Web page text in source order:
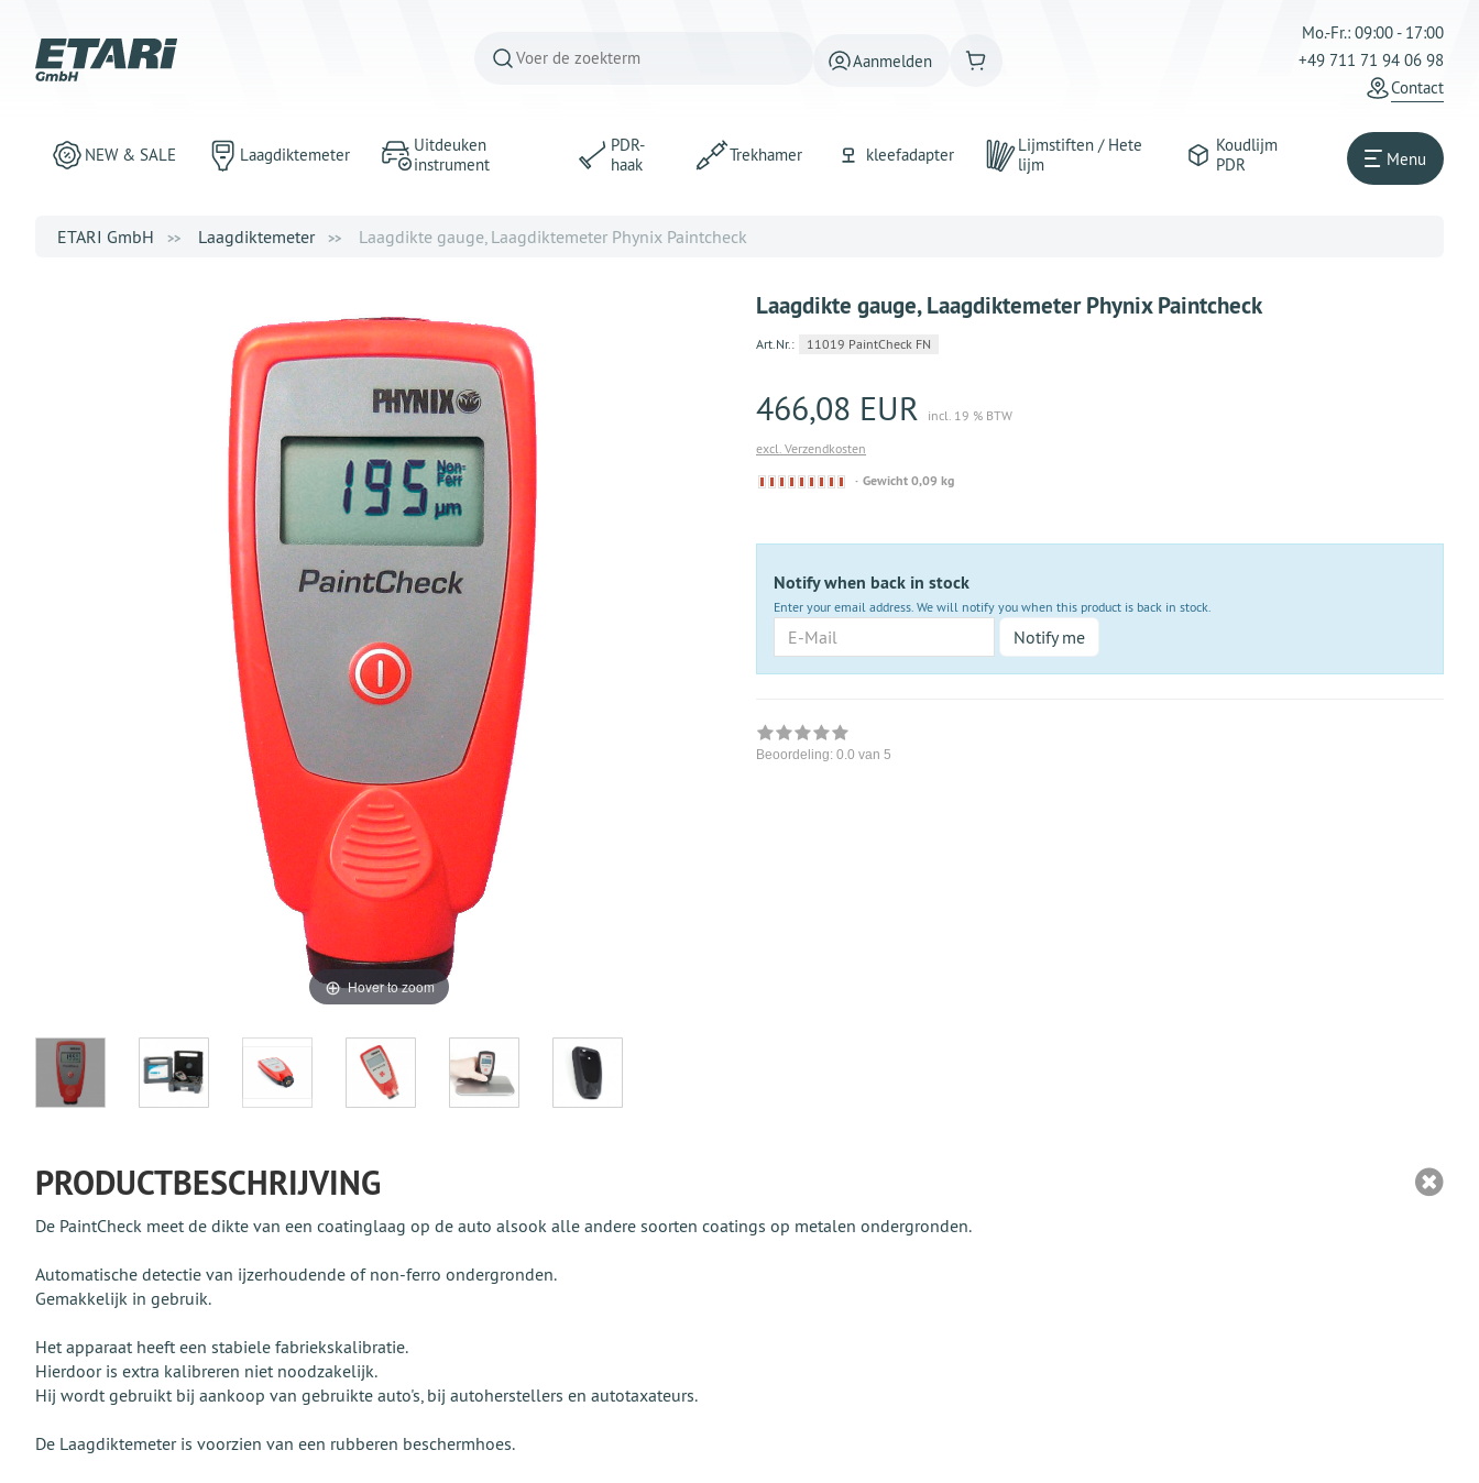
Aanmelden
Mo.-Fr.: 09:00 - 17:00
+49 711 71 94 06 98
Contact
NEW & SALE Laagdiktemeter
Uitdeuken
instrument
PDR-
haak
Trekhamer kleefadapter
Lijmstiften / Hete
lijm
Koudlijm
PDR
Menu
ETARI GmbH Laagdiktemeter Laagdikte gauge, Laagdiktemeter Phynix Paintcheck
Hover to zoom
Laagdikte gauge, Laagdiktemeter Phynix Paintcheck
Art.Nr.: 11019 PaintCheck FN
466,08 EUR
incl. 19 % BTW
excl. Verzendkosten
Derzeit
Gewicht 0,09 kg
Notify when back in stock
Enter your email address. We will notify you when this product is back in stock.
Mail
Notify me
Beoordeling: 0.0 van 5
PRODUCTBESCHRIJVING
De PaintCheck meet de dikte van een coatinglaag op de auto alsook alle andere soorten coatings op metalen ondergronden.
Automatische detectie van ijzerhoudende of non-ferro ondergronden.
Gemakkelijk in gebruik.
Het apparaat heeft een stabiele fabriekskalibratie.
Hierdoor is extra kalibreren niet noodzakelijk.
Hij wordt gebruikt bij aankoop van gebruikte auto's, bij autoherstellers en autotaxateurs.
De Laagdiktemeter is voorzien van een rubberen beschermhoes.